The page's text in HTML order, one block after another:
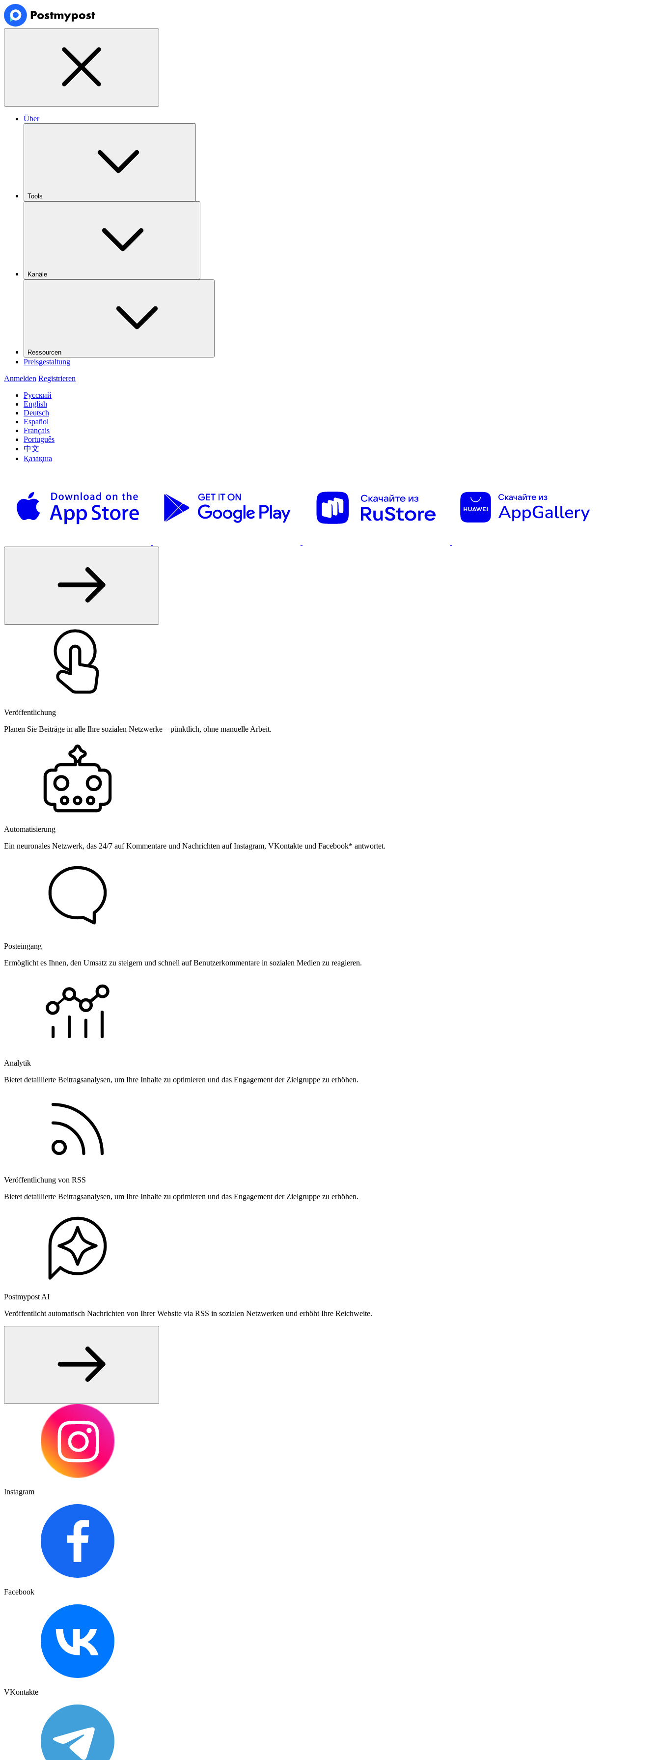
Über
Tools
Kanäle
Ressourcen
Preisgestaltung
Anmelden Registrieren
Русский
English
Deutsch
Español
Français
Português
中文
Қазақша
Veröffentlichung
Planen Sie Beiträge in alle Ihre sozialen Netzwerke – pünktlich, ohne manuelle Arbeit.
Automatisierung
Ein neuronales Netzwerk, das 24/7 auf Kommentare und Nachrichten auf Instagram, VKontakte und Facebook* antwortet.
Posteingang
Ermöglicht es Ihnen, den Umsatz zu steigern und schnell auf Benutzerkommentare in sozialen Medien zu reagieren.
Analytik
Bietet detaillierte Beitragsanalysen, um Ihre Inhalte zu optimieren und das Engagement der Zielgruppe zu erhöhen.
Veröffentlichung von RSS
Bietet detaillierte Beitragsanalysen, um Ihre Inhalte zu optimieren und das Engagement der Zielgruppe zu erhöhen.
Postmypost AI
Veröffentlicht automatisch Nachrichten von Ihrer Website via RSS in sozialen Netzwerken und erhöht Ihre Reichweite.
Instagram
Facebook
VKontakte